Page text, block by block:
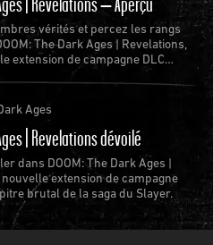
ici me disent que j'ai
monde,” explique Miss
!” avant de se mettre à
sorte de l'ordinaire. Chez
être accueillant avec
vérités et percez les rangs
The Dark Ages | Revelations,
extension de campagne DLC
Ages
| Revelations dévoilé
dans DOOM: The Dark Ages |
extension de campagne
brutal de la saga du Slayer.